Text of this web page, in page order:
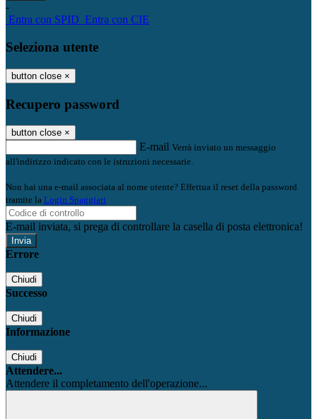
-
Entra con SPID Entra con CIE
Seleziona utente
button close ×
Recupero password
button close ×
E-mail Verrà inviato un messaggio
all'indirizzo indicato con le istruzioni necessarie.
Non hai una e-mail associata al nome utente? Effettua il reset della password
tramite la Login Spaggiari
E-mail inviata, si prega di controllare la casella di posta elettronica!
Errore
Chiudi
Successo
Chiudi
Informazione
Chiudi
Attendere...
Attendere il completamento dell'operazione...